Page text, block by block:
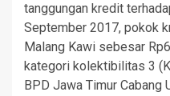
tanggungan kredit
September 2017, pokok
Malang Kawi sebesar
kategori kolektibilitas 3
BPD Jawa Timur Cabang